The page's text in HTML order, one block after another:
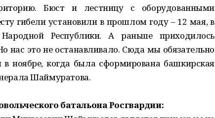
Бюст и лестницу с оборудованными
гибели установили в прошлом году – 12 мая, в
Республики. А раньше приходилось
нас это не останавливало. Сюда мы обязательно
ноябре, когда была сформирована башкирская
Шаймуратова.
батальона Росгвардии: